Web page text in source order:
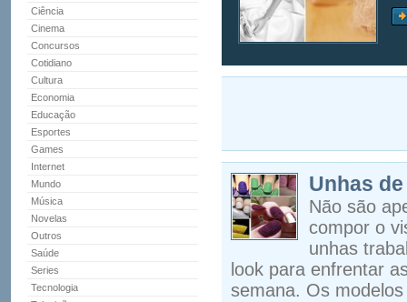
Ciência
Cinema
Concursos
Cotidiano
Cultura
Economia
Educação
Esportes
Games
Internet
Mundo
Música
Novelas
Outros
Saúde
Series
Tecnologia
Unhas
Não são
compor o
unhas
look para enfrentar
semana. Os